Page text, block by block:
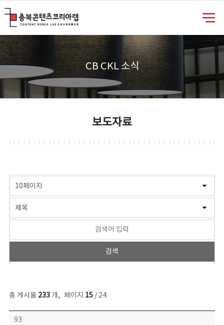
CB CKL 소식
보도자료
총 게시물 233개, 페이지 15/ 24
보도자료 목록 - 번호, 제목, 작성자, 파일, 조회수, 작성일 정보 제공
93